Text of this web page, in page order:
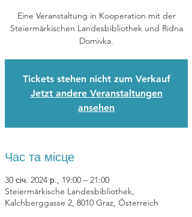
Eine Veranstaltung in Kooperation mit der
Steiermärkischen Landesbibliothek und Ridna
Domivka.
Tickets stehen nicht zum Verkauf
Jetzt andere Veranstaltungen
ansehen
Час та місце
30 січ. 2024 р., 19:00 – 21:00
Steiermärkische Landesbibliothek,
Kalchberggasse 2, 8010 Graz, Österreich